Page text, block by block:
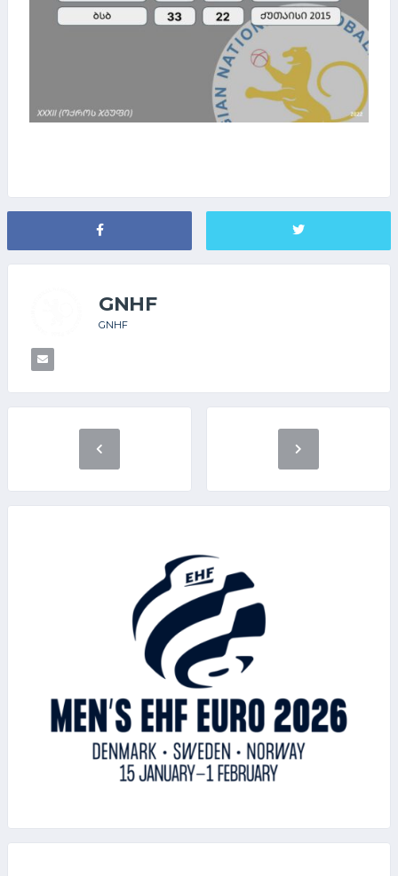
GNHF
GNHF